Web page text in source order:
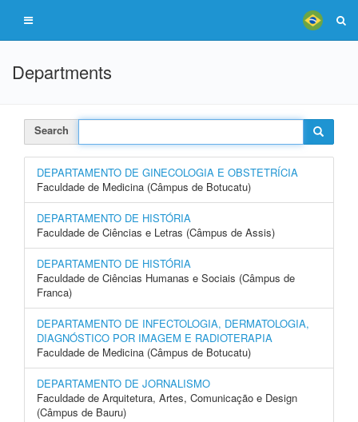
Departments
Search
DEPARTAMENTO DE GINECOLOGIA E OBSTETRÍCIA
Faculdade de Medicina (Câmpus de Botucatu)
DEPARTAMENTO DE HISTÓRIA
Faculdade de Ciências e Letras (Câmpus de Assis)
DEPARTAMENTO DE HISTÓRIA
Faculdade de Ciências Humanas e Sociais (Câmpus de
Franca)
DEPARTAMENTO DE INFECTOLOGIA, DERMATOLOGIA,
DIAGNÓSTICO POR IMAGEM E RADIOTERAPIA
Faculdade de Medicina (Câmpus de Botucatu)
DEPARTAMENTO DE JORNALISMO
Faculdade de Arquitetura, Artes, Comunicação e Design
(Câmpus de Bauru)